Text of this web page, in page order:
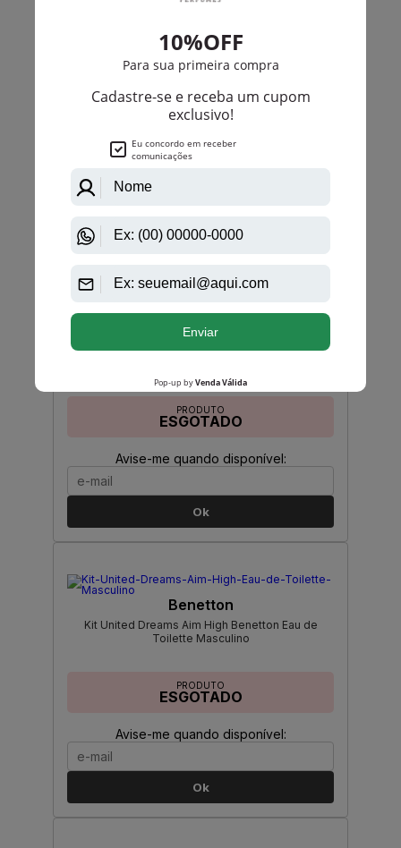
Benetton
United Dreams Desodorante Aim High Benetton
Masculino
ESGOTADO
Avise-me quando disponível:
Ok
Benetton
Kit United Dreams Be Strong by Benetton Eau de
PRODUTO
ESGOTADO
Avise-me quando disponível:
Ok
Benetton
Kit United Dreams Aim High Benetton Eau de
Toilette Masculino
PRODUTO
ESGOTADO
Avise-me quando disponível:
Ok